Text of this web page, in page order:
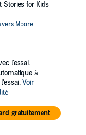
Stories for Kids
Moore
l'essai.
à
Voir
gratuitement